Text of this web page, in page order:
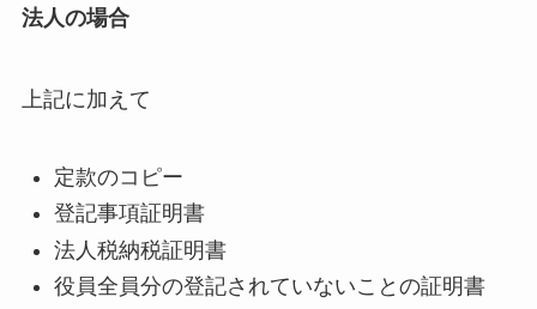
法人の場合
上記に加えて
定款のコピー
登記事項証明書
法人税納税証明書
役員全員分の登記されていないことの証明書